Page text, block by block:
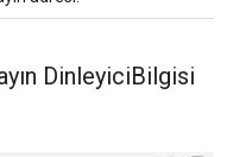
DinleyiciBilgisi